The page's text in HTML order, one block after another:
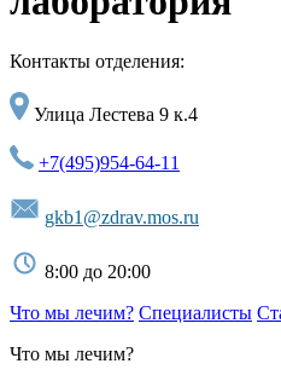
Контакты отделения:
Улица Лестева 9 к.4
+7(495)954-64-11
gkb1@zdrav.mos.ru
8:00 до 20:00
Что мы лечим? Специалисты
Что мы лечим?